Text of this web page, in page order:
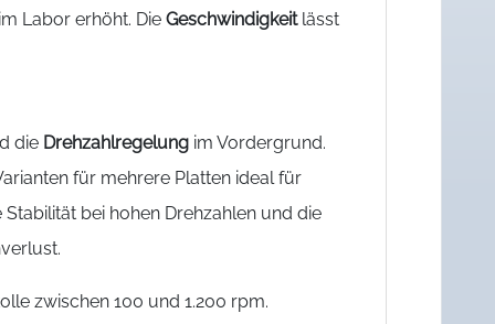
Labor erhöht. Die Geschwindigkeitlässt
die Drehzahlregelung im Vordergrund.
für mehrere Platten ideal für
bei hohen Drehzahlen und die
zwischen 100 und 1.200 rpm.